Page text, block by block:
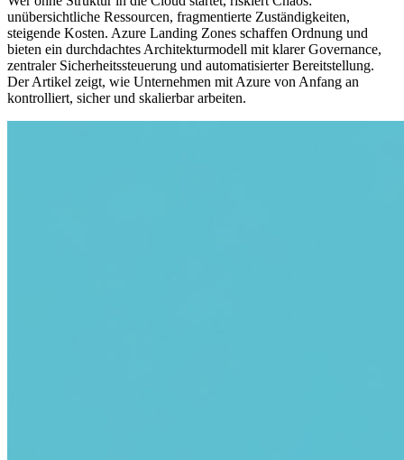
unübersichtliche Ressourcen, fragmentierte Zuständigkeiten,
steigende Kosten. Azure Landing Zones schaffen Ordnung und
bieten ein durchdachtes Architekturmodell mit klarer Governance,
zentraler Sicherheitssteuerung und automatisierter Bereitstellung.
Der Artikel zeigt, wie Unternehmen mit Azure von Anfang an
kontrolliert, sicher und skalierbar arbeiten.